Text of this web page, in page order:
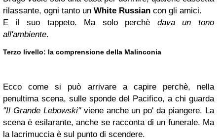
rilassante, ogni tanto un White Russian con gli amici.
E il suo tappeto. Ma solo perchè dava un tono
all'ambiente.
Terzo livello: la comprensione della Malinconia
Ecco come si può arrivare a capire perchè, nella
penultima scena, sulle sponde del Pacifico, a chi guarda
"Il Grande Lebowski"viene anche un po' da piangere. La
scena è esilarante, anche se racconta di un funerale. Ma
la lacrimuccia è sul punto di scendere.